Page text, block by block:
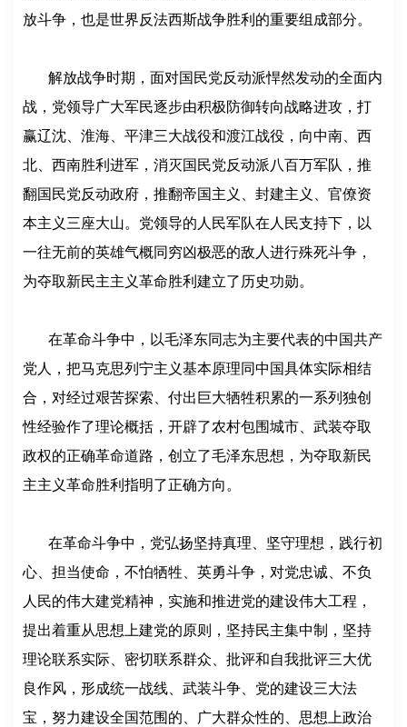
放斗争，也是世界反法西斯战争胜利的重要组成部分。
解放战争时期，面对国民党反动派悍然发动的全面内
战，党领导广大军民逐步由积极防御转向战略进攻，打
赢辽沈、淮海、平津三大战役和渡江战役，向中南、西
北、西南胜利进军，消灭国民党反动派八百万军队，推
翻国民党反动政府，推翻帝国主义、封建主义、官僚资
本主义三座大山。党领导的人民军队在人民支持下，以
一往无前的英雄气概同穷凶极恶的敌人进行殊死斗争，
为夺取新民主主义革命胜利建立了历史功勋。
在革命斗争中，以毛泽东同志为主要代表的中国共产
党人，把马克思列宁主义基本原理同中国具体实际相结
合，对经过艰苦探索、付出巨大牺牲积累的一系列独创
性经验作了理论概括，开辟了农村包围城市、武装夺取
政权的正确革命道路，创立了毛泽东思想，为夺取新民
主主义革命胜利指明了正确方向。
在革命斗争中，党弘扬坚持真理、坚守理想，践行初
心、担当使命，不怕牺牲、英勇斗争，对党忠诚、不负
人民的伟大建党精神，实施和推进党的建设伟大工程，
提出着重从思想上建党的原则，坚持民主集中制，坚持
理论联系实际、密切联系群众、批评和自我批评三大优
良作风，形成统一战线、武装斗争、党的建设三大法
宝，努力建设全国范围的、广大群众性的、思想上政治